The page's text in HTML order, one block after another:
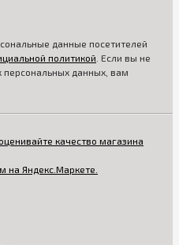
данные посетителей
политикой . Если вы не
персональных данных, вам